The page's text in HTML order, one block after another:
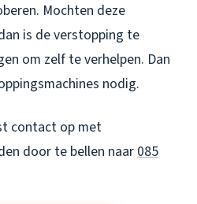
Mochten deze
is de verstopping te
om zelf te verhelpen. Dan
nodig.
contact op met
door te bellen naar085